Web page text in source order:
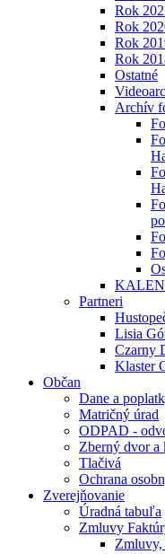
Rok
Rok
Rok
Rok
Ostatné
Archív
Partneri
Lisia
Czarny
Klaster
Občan
Dane a
Matričný úrad
ODPAD -
Zberný dvor a
Tlačivá
Ochrana
Zverejňovanie
Úradná tabuľa
Zmluvy
Zmluvy,